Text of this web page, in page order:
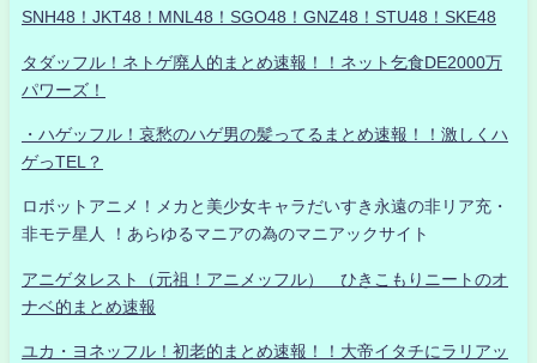
SNH48！JKT48！MNL48！SGO48！GNZ48！STU48！SKE48
タダッフル！ネトゲ廃人的まとめ速報！！ネット乞食DE2000万
パワーズ！
・ハゲッフル！哀愁のハゲ男の髪ってるまとめ速報！！激しくハ
ゲっTEL？
ロボットアニメ！メカと美少女キャラだいすき永遠の非リア充・
非モテ星人 ！あらゆるマニアの為のマニアックサイト
アニゲタレスト（元祖！アニメッフル） ひきこもりニートのオ
ナベ的まとめ速報
ユカ・ヨネッフル！初老的まとめ速報！！大帝イタチにラリアッ